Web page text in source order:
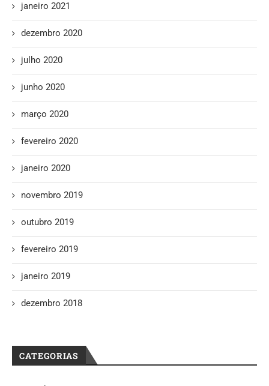
janeiro 2021
dezembro 2020
julho 2020
junho 2020
março 2020
fevereiro 2020
janeiro 2020
novembro 2019
outubro 2019
fevereiro 2019
janeiro 2019
dezembro 2018
CATEGORIAS